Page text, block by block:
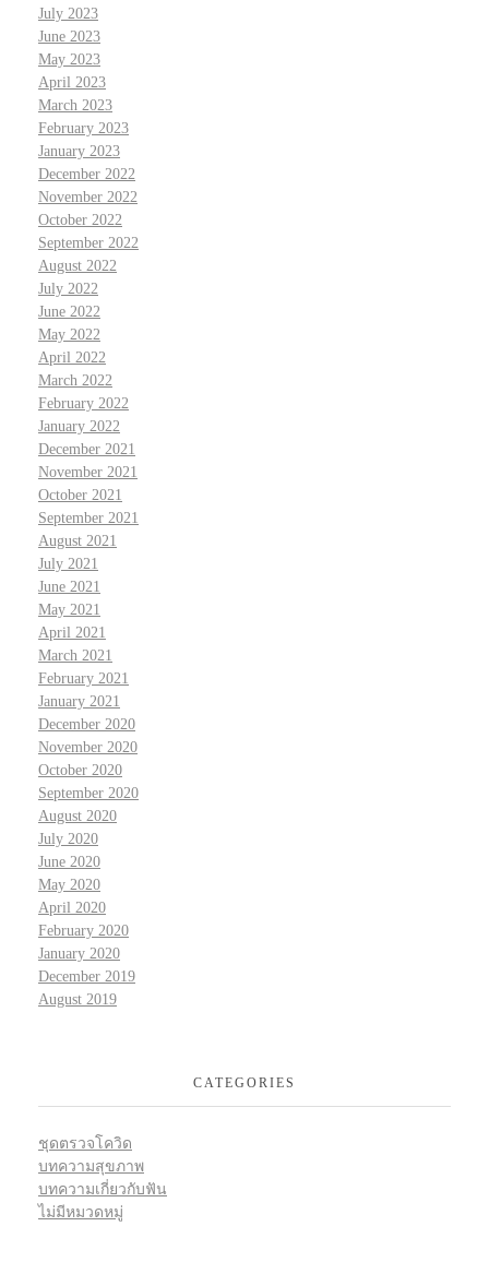
July 2023
June 2023
May 2023
April 2023
March 2023
February 2023
January 2023
December 2022
November 2022
October 2022
September 2022
August 2022
July 2022
June 2022
May 2022
April 2022
March 2022
February 2022
January 2022
December 2021
November 2021
October 2021
September 2021
August 2021
July 2021
June 2021
May 2021
April 2021
March 2021
February 2021
January 2021
December 2020
November 2020
October 2020
September 2020
August 2020
July 2020
June 2020
May 2020
April 2020
February 2020
January 2020
December 2019
August 2019
CATEGORIES
ชุดตรวจโควิด
บทความสุขภาพ
บทความเกี่ยวกับฟัน
ไม่มีหมวดหมู่